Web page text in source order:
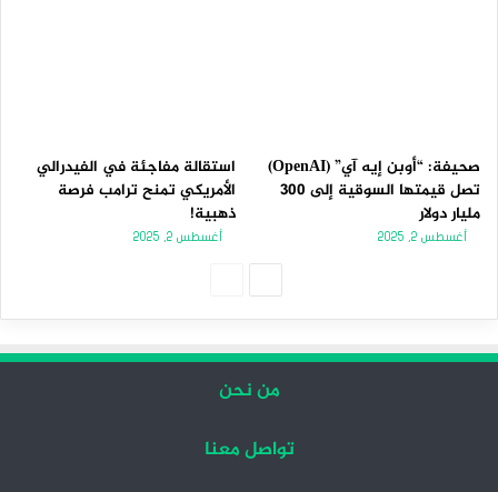
صحيفة: “أوبن إيه آي” (OpenAI)
تصل قيمتها السوقية إلى 300
مليار دولار
أغسطس 2, 2025
استقالة مفاجئة في الفيدرالي
الأمريكي تمنح ترامب فرصة
ذهبية!
أغسطس 2, 2025
من نحن
تواصل معنا